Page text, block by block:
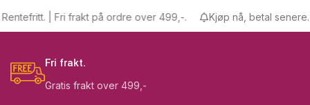
| Fri frakt på ordre over 499,-. Kjøp nå, betal senere.
Fri frakt.
Gratis frakt over 499,-